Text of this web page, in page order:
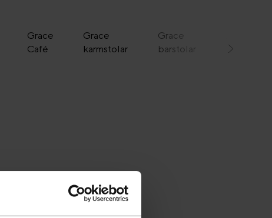
Grace
Café
Grace
karmstolar
Grace
barstolar
karmstolar